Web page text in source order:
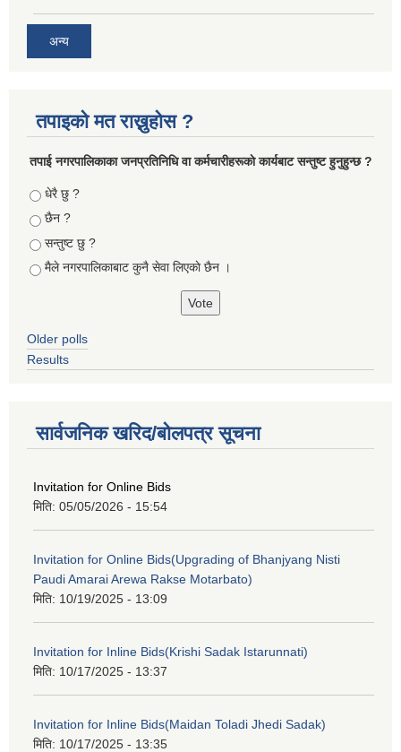
अन्य
तपाइको मत राख्नुहोस ?
तपा‌ई नगरपालिकाका जनप्रतिनिधि वा कर्मचारीहरूकाे कार्यबाट सन्तुष्ट हुनुहुन्छ ?
Choices
धेरै छु ?
छैन ?
सन्तुष्ट छु ?
मैले नगरपालिकाबाट कुनै सेवा लिएकाे छैन ।
Older polls
Results
सार्वजनिक खरिद/बोलपत्र सूचना
Invitation for Online Bids
मिति: 05/05/2026 - 15:54
Invitation for Online Bids(Upgrading of Bhanjyang Nisti
Paudi Amarai Arewa Rakse Motarbato)
मिति: 10/19/2025 - 13:09
Invitation for Inline Bids(Krishi Sadak Istarunnati)
मिति: 10/17/2025 - 13:37
Invitation for Inline Bids(Maidan Toladi Jhedi Sadak)
मिति: 10/17/2025 - 13:35